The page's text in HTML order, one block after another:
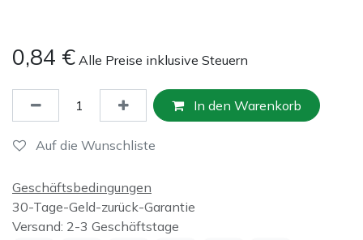
0,84 € Alle Preise inklusive Steuern
In den Warenkorb
Auf die Wunschliste
Geschäftsbedingungen
30-Tage-Geld-zurück-Garantie
Versand: 2-3 Geschäftstage